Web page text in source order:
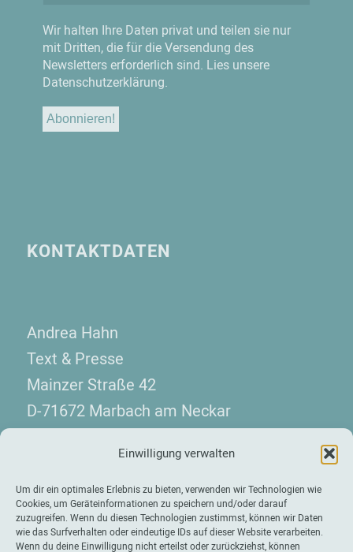
Einwilligung verwalten
Um dir ein optimales Erlebnis zu bieten, verwenden wir Technologien wie
Cookies, um Geräteinformationen zu speichern und/oder darauf
zuzugreifen. Wenn du diesen Technologien zustimmst, können wir Daten
wie das Surfverhalten oder eindeutige IDs auf dieser Website verarbeiten.
Wenn du deine Einwilligung nicht erteilst oder zurückziehst, können
Wir halten Ihre Daten privat und teilen sie nur
mit Dritten, die für die Versendung des
Newsletters erforderlich sind. Lies unsere
Datenschutzerklärung.
KONTAKTDATEN
Andrea Hahn
Text & Presse
Mainzer Straße 42
D-71672 Marbach am Neckar
Telefon: +49 7144 130 08 10
kontakt(at)hahn-presse.de